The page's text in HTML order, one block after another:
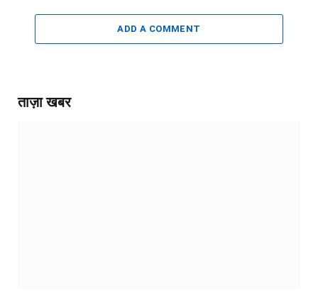
ADD A COMMENT
ताज़ा खबर